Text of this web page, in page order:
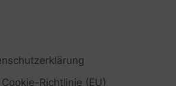
Cookie-Richtlinie (EU)